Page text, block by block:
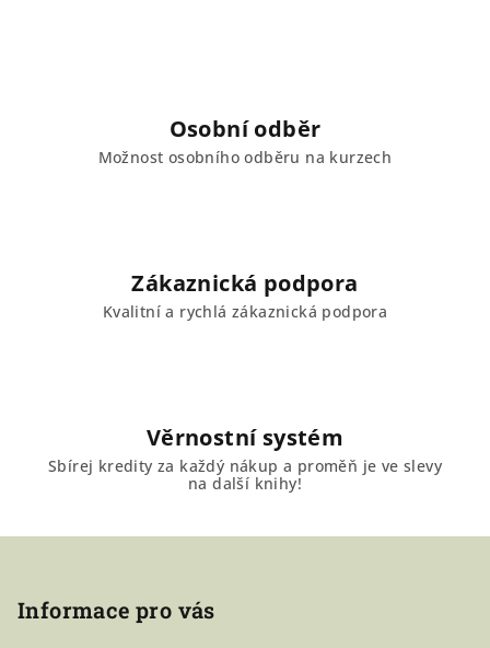
k
y
s
u
Osobní odběr
Možnost osobního odběru na kurzech
Zákaznická podpora
Kvalitní a rychlá zákaznická podpora
Věrnostní systém
Sbírej kredity za každý nákup a proměň je ve slevy
na další knihy!
Informace pro vás